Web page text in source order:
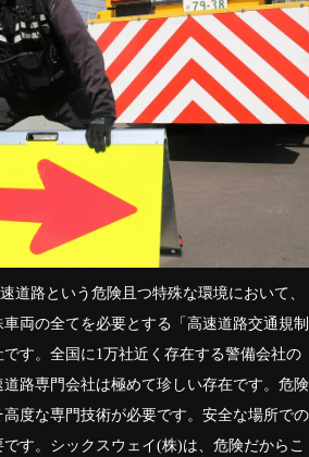
道路という危険且つ特殊な環境において、
両の全てを必要とする「高速道路交通規制
す。全国に1万社近く存在する警備会社の
路専門会社は極めて珍しい存在です。危険
度な専門技術が必要です。安全な場所での
す。シックスウェイ(株)は、危険だからこ